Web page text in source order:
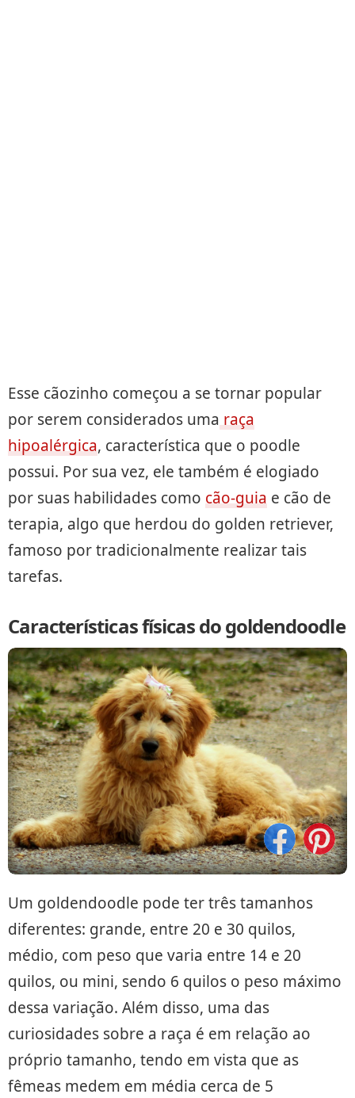
Esse cãozinho começou a se tornar popular
por serem considerados uma raça
hipoalérgica, característica que o poodle
possui. Por sua vez, ele também é elogiado
por suas habilidades como cão-guia e cão de
terapia, algo que herdou do golden retriever,
famoso por tradicionalmente realizar tais
tarefas.
Características físicas do goldendoodle
Um goldendoodle pode ter três tamanhos
diferentes: grande, entre 20 e 30 quilos,
médio, com peso que varia entre 14 e 20
quilos, ou mini, sendo 6 quilos o peso máximo
dessa variação. Além disso, uma das
curiosidades sobre a raça é em relação ao
próprio tamanho, tendo em vista que as
fêmeas medem em média cerca de 5